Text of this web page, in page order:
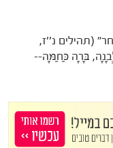
(תהילים נ''ז,
בָּרָה כַּחַמָּה--